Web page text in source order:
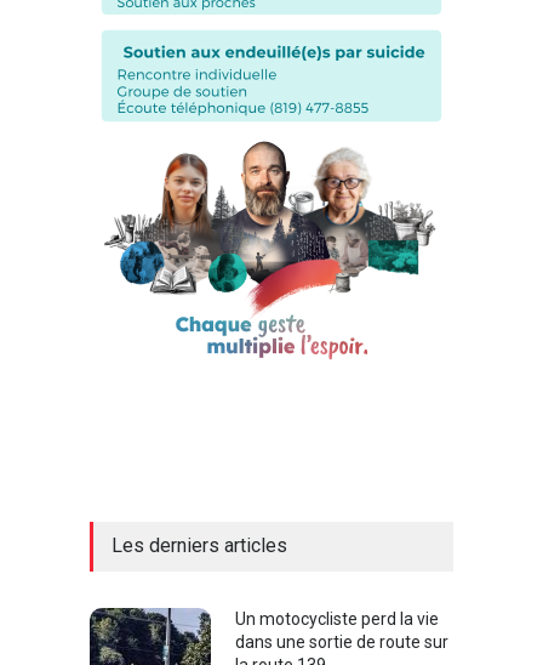
Les derniers articles
Un motocycliste perd la vie
dans une sortie de route sur